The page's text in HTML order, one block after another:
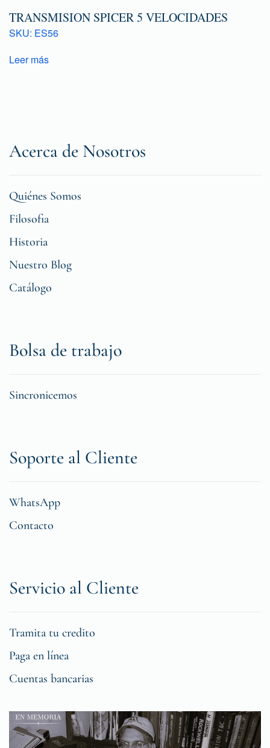
TRANSMISION SPICER 5 VELOCIDADES
SKU: ES56
Leer más
Acerca de Nosotros
Quiénes Somos
Filosofia
Historia
Nuestro Blog
Catálogo
Bolsa de trabajo
Sincronicemos
Soporte al Cliente
WhatsApp
Contacto
Servicio al Cliente
Tramita tu credito
Paga en línea
Cuentas bancarias